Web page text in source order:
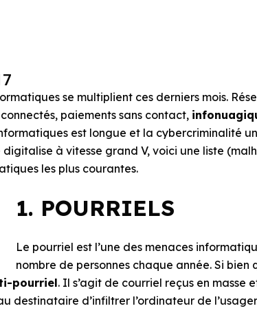
se multiplient ces derniers mois.
paiements sans contact,
est longue et la cybercriminalité
digitalise à vitesse grand V, voici une liste
les plus courantes.
1. POURRIELS
Le pourriel est l’une des menaces
nombre de personnes chaque année. Si
pourriel. Il s’agit de courriel reçus en masse
destinataire d’infiltrer l’ordinateur de